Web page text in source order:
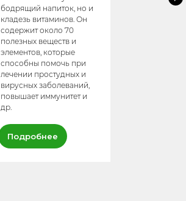
бодрящий напиток, но и
кладезь витаминов. Он
содержит около 70
полезных веществ и
элементов, которые
способны помочь при
лечении простудных и
вирусных заболеваний,
повышает иммунитет и
др.
Подробнее